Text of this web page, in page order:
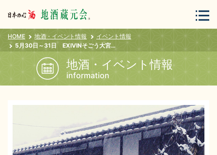
会員登録 ログイン
地酒・蔵元について
HOME 地酒・イベント情報
イベント情報
5月30日～31日 EXIVINそごう大宮店 黒澤酒造 試飲販売会
地酒・イベント情報
information